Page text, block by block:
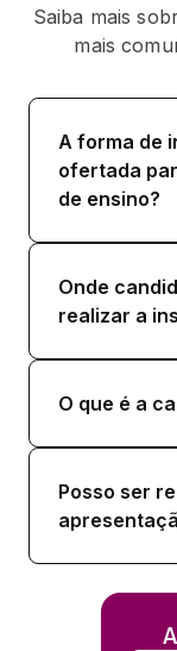
Saiba mais
mais
A forma de
ofertada
de ensino?
Onde
realizar a
O que é a
Posso ser